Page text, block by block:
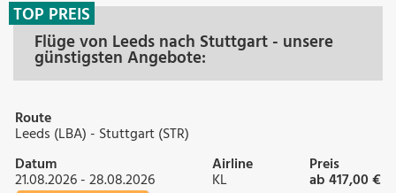
Flüge von Leeds nach Stuttgart - unsere
günstigsten Angebote:
TOP PREIS
Route
Leeds (LBA) - Stuttgart (STR)
Datum
21.08.2026 - 28.08.2026
Airline
KL
Preis
ab 417,00 €